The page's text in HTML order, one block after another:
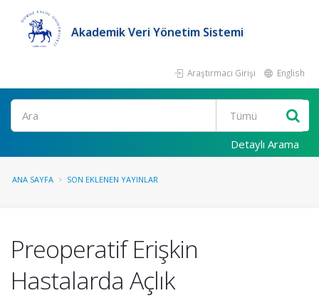
Akademik Veri Yönetim Sistemi
Araştırmacı Girişi English
Ara
Detaylı Arama
ANA SAYFA SON EKLENEN YAYINLAR
Preoperatif Erişkin
Hastalarda Açlık